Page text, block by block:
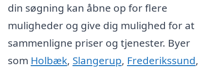
din søgning kan åbne op for flere
muligheder og give dig mulighed for at
sammenligne priser og tjenester. Byer
som Holbæk, Slangerup, Frederikssund,